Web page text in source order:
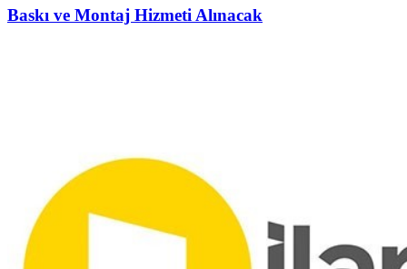
Baskı ve Montaj Hizmeti Alınacak